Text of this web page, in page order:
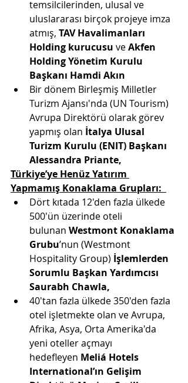
temsilcilerinden, ulusal ve
uluslararası birçok projeye imza
atmış, TAV Havalimanları
Holding kurucusu ve Akfen
Holding Yönetim Kurulu
Başkanı Hamdi Akın
Bir dönem Birleşmiş Milletler
Turizm Ajansı'nda (UN Tourism)
Avrupa Direktörü olarak görev
yapmış olan İtalya Ulusal
Turizm Kurulu (ENIT) Başkanı
Alessandra Priante,
Türkiye’ye Henüz Yatırım
Yapmamış Konaklama Grupları:
Dört kıtada 12'den fazla ülkede
500'ün üzerinde oteli
bulunan Westmont Konaklama
Grubu’nun (Westmont
Hospitality Group) İşlemlerden
Sorumlu Başkan Yardımcısı
Saurabh Chawla,
40'tan fazla ülkede 350'den fazla
otel işletmekte olan ve Avrupa,
Afrika, Asya, Orta Amerika'da
yeni oteller açmayı
hedefleyen Meliá Hotels
International’ın Gelişim